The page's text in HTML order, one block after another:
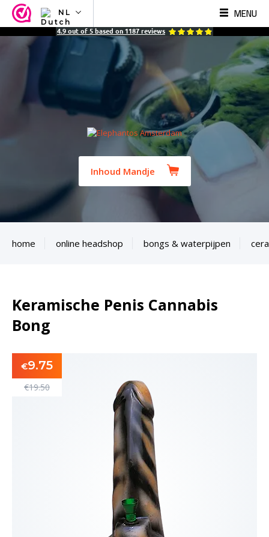
NL
NL
ES
MENU
4.9 out of 5 based on 1187 reviews
Inhoud Mandje
home online headshop bongs & waterpijpen
Keramische Penis Cannabis
Bong
€9.75
€19.50